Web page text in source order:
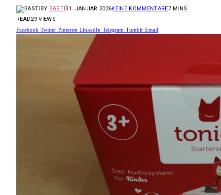
BY BASTI31. JANUAR 2026KEINE KOMMENTARE7 MINS
READ29VIEWS
Facebook Twitter Pinterest LinkedIn Telegram Tumblr Email